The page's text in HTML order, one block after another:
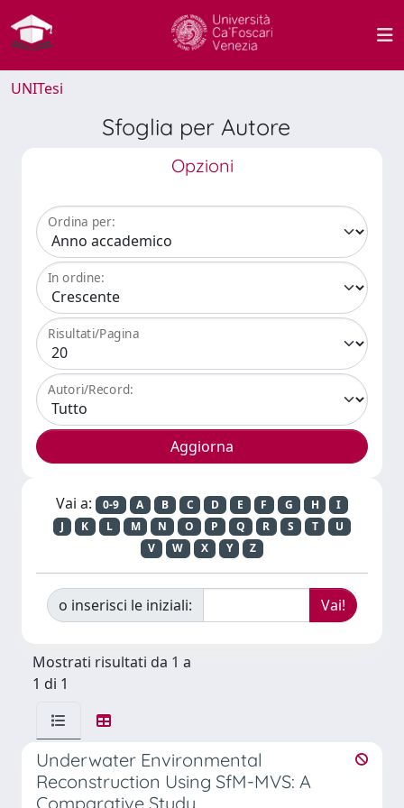
UNITesi
Sfoglia per Autore
Opzioni
Ordina per:
In ordine:
Risultati/Pagina
Autori/Record:
Vai a: 0-9 A B C D E F G H
I
J
K L M N O P Q R S T
U
V
W X Y Z
o inserisci le iniziali:
Mostrati risultati da 1 a
1 di 1
Underwater Environmental
Reconstruction Using SfM-MVS: A
Comparative Study